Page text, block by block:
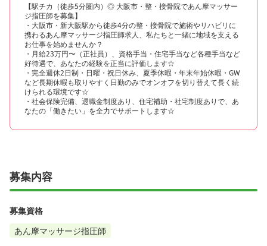
【駅チカ（徒歩5分圏内）◎ 大阪市・整・接骨院であん摩マッサー
ジ指圧師を募集】
・大阪市・新大阪駅から徒歩4分の整・接骨院で施術やリハビリに
携わるあん摩マッサージ指圧師求人、私たちと一緒に地域を支える
お仕事を始めませんか？
・月給23万円〜（正社員）、資格手当・住宅手当など各種手当など
好待遇で、あなたの経験を正当に評価します☆
・完全週休2日制・日曜・祝日休み、夏季休暇・年末年始休暇・GW
など長期休暇も取りやすく日勤のみでオンオフを切り替えて長く続
けられる環境です☆
・社会保険完備、退職金制度あり、住宅補助・社宅制度ありで、あ
なたの「働きたい」を全力でサポートします☆
募集内容
募集資格
あん摩マッサージ指圧師